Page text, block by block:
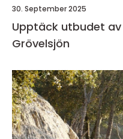
30. September 2025
Upptäck utbudet
Grövelsjön